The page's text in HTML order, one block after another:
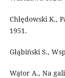
Chłędowski K.,
1951.
Głąbiński S.,
Wątor A., Na